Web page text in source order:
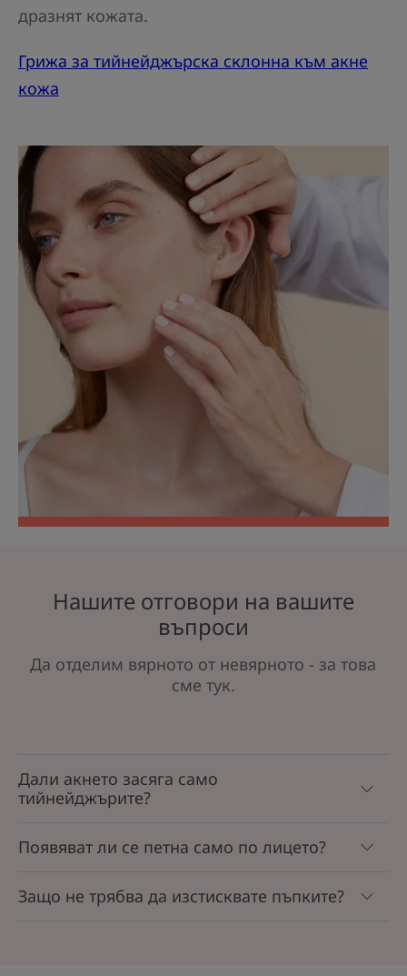
дразнят кожата.
Грижа за тийнейджърска склонна към акне
кожа
Нашите отговори на вашите
въпроси
Да отделим вярното от невярното - за това
сме тук.
Дали акнето засяга само
тийнейджърите?
Появяват ли се петна само по лицето?
Защо не трябва да изстисквате пъпките?